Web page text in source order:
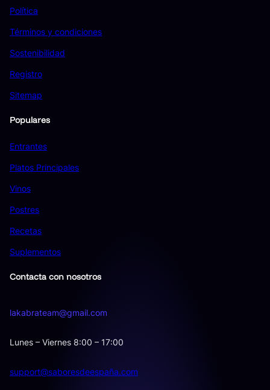
Política
Términos y condiciones
Sostenibilidad
Registro
Sitemap
Populares
Entrantes
Platos Principales
Vinos
Postres
Recetas
Suplementos
Contacta con nosotros
lakabrateam@gmail.com
Lunes – Viernes 8:00 – 17:00
support@saboresdeespaña.com